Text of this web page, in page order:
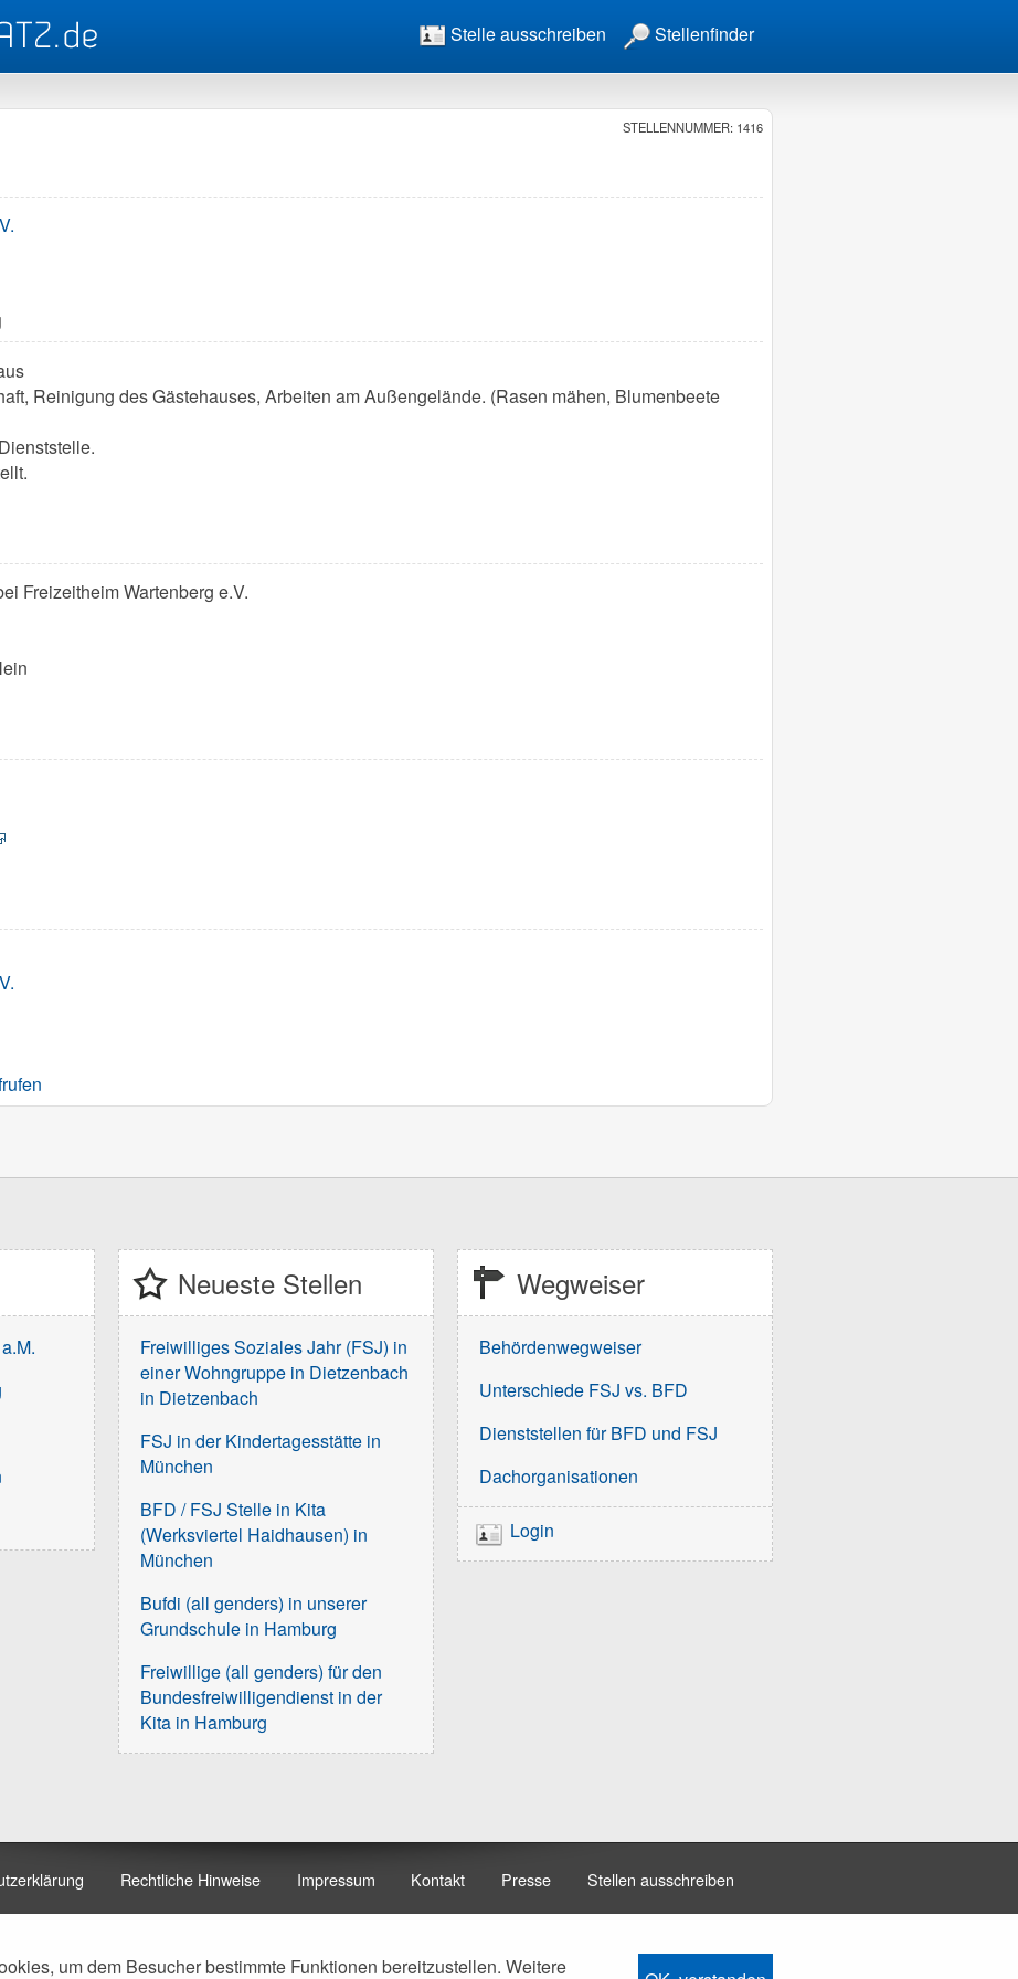
Stelle ausschreiben Stellenfinder
STELLENNUMMER: 1416
Reinigung des Gästehauses, Arbeiten am Außengelände. (Rasen mähen, Blumenbeete
Freizeitheim Wartenberg e.V.
Neueste Stellen
Freiwilliges Soziales Jahr (FSJ) in
einer Wohngruppe in Dietzenbach
in Dietzenbach
FSJ in der Kindertagesstätte in
München
BFD / FSJ Stelle in Kita
(Werksviertel Haidhausen) in
München
Bufdi (all genders) in unserer
Grundschule in Hamburg
Freiwillige (all genders) für den
Bundesfreiwilligendienst in der
Kita in Hamburg
Wegweiser
Behördenwegweiser
Unterschiede FSJ vs. BFD
Dienststellen für BFD und FSJ
Dachorganisationen
Login
Rechtliche Hinweise Impressum Kontakt Presse Stellen ausschreiben
um dem Besucher bestimmte Funktionen bereitzustellen. Weitere